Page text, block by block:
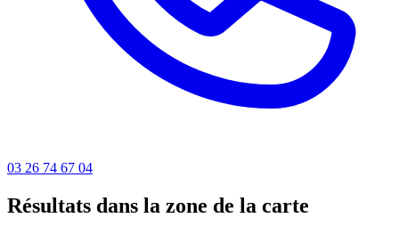
03 26 74 67 04
Résultats dans la zone de la carte